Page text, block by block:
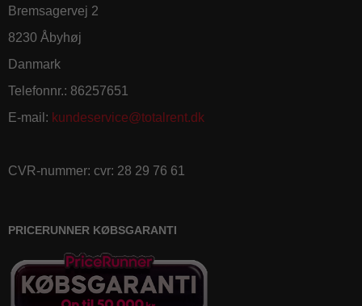
Bremsagervej 2
8230 Åbyhøj
Danmark
Telefonnr.: 86257651
E-mail : kundeservice@totalrent.dk
CVR-nummer: cvr: 28 29 76 61
PRICERUNNER KØBSGARANTI